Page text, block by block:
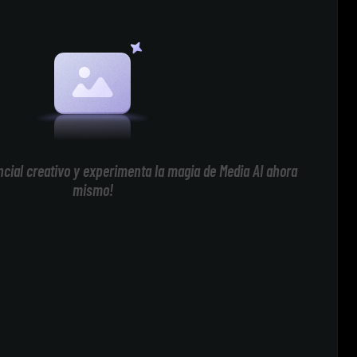
creativo y experimenta la magia de Media AI ahora
mismo!